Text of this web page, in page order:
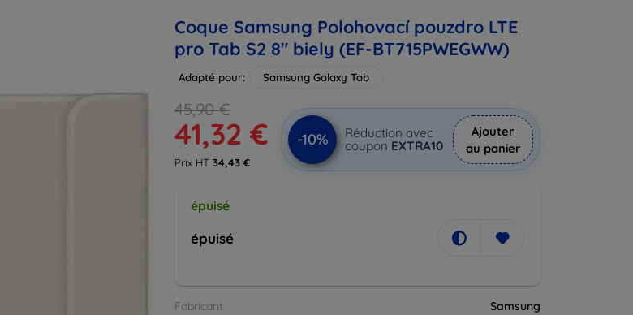
Coque Samsung Polohovací pouzdro LTE
pro Tab S2 8" biely (EF-BT715PWEGWW)
Adapté pour: Samsung Galaxy Tab
45,90 €
41,32 €
Prix HT 34,43 €
-10%
Réduction avec
coupon EXTRA10
Ajouter
au panier
épuisé
épuisé
Fabricant
Samsung